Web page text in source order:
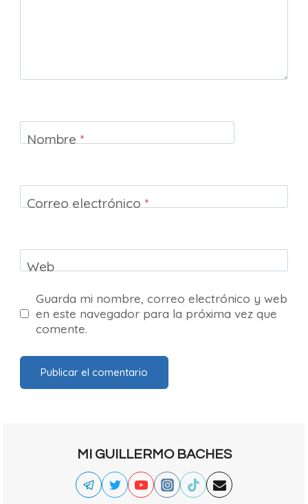
Nombre *
Correo electrónico *
Web
Guarda mi nombre, correo electrónico y web
en este navegador para la próxima vez que
comente.
MI GUILLERMO BACHES